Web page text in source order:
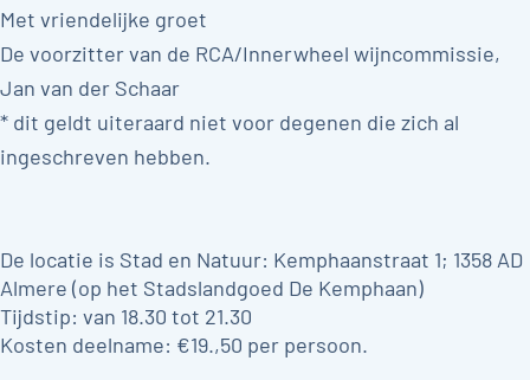
Met vriendelijke groet
De voorzitter van de RCA/Innerwheel wijncommissie,
Jan van der Schaar
* dit geldt uiteraard niet voor degenen die zich al
ingeschreven hebben.
De locatie is Stad en Natuur: Kemphaanstraat 1; 1358 AD
Almere (op het Stadslandgoed De Kemphaan)
Tijdstip: van 18.30 tot 21.30
Kosten deelname: €19.,50 per persoon.